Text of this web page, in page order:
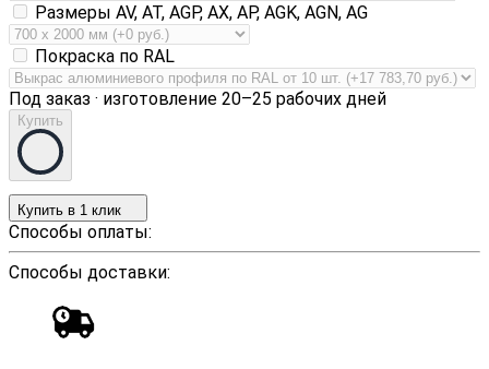
Размеры AV, AT, AGP, AX, AP, AGK, AGN, AG
Покраска по RAL
Под заказ · изготовление 20–25 рабочих дней
Купить
Купить в 1 клик
Способы оплаты:
Способы доставки: